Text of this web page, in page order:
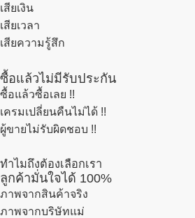
เสียเงิน
เสียเวลา
เสียความรู้สึก
ซื้อแล้วไม่มีรับประกัน
ซื้อแล้วซื้อเลย !!
เครมเปลี่ยนคืนไม่ได้ !!
ผู้ขายไม่รับผิดชอบ !!
ทำไมถึงต้องเลือกเรา
ลูกค้ามั่นใจได้ 100%
ภาพจากสินค้าจริง
ภาพจากบริษัทแม่